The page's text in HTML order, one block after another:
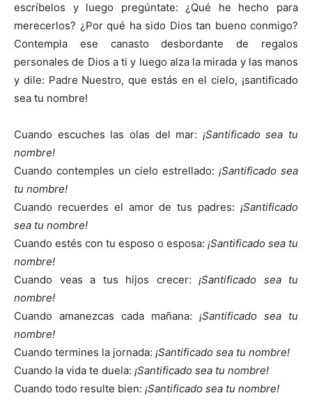
escríbelos y luego pregúntate: ¿Qué he hecho para
merecerlos? ¿Por qué ha sido Dios tan bueno conmigo?
Contempla ese canasto desbordante de regalos
personales de Dios a ti y luego alza la mirada y las manos
y dile: Padre Nuestro, que estás en el cielo, ¡santificado
sea tu nombre!
Cuando escuches las olas del mar: ¡Santificado sea tu
nombre!
Cuando contemples un cielo estrellado:¡Santificado sea
tu nombre!
Cuando recuerdes el amor de tus padres: ¡Santificado
sea tu nombre!
Cuando estés con tu esposo o esposa: ¡Santificado sea tu
nombre!
Cuando veas a tus hijos crecer: ¡Santificado sea tu
nombre!
Cuando amanezcas cada mañana: ¡Santificado sea tu
nombre!
Cuando termines la jornada: ¡Santificado sea tu nombre!
Cuando la vida te duela: ¡Santificado sea tu nombre!
Cuando todo resulte bien: ¡Santificado sea tu nombre!